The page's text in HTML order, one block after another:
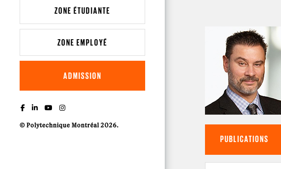
ZONE ÉTUDIANTE
ZONE EMPLOYÉ
ADMISSION
© Polytechnique Montréal 2026.
PUBLICATIONS